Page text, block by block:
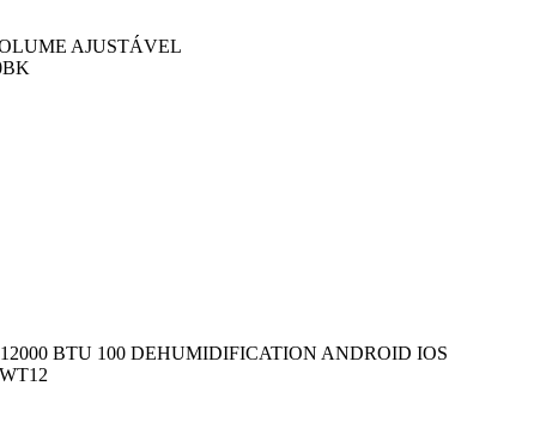
AJUSTÁVEL
BTU 100 DEHUMIDIFICATION ANDROID IOS